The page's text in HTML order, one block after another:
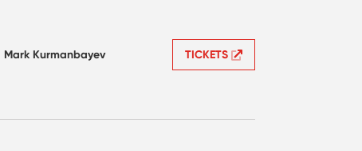
Mark Kurmanbayev TICKETS